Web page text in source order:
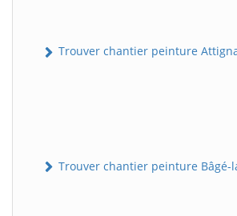
Trouver chantier peinture
Trouver chantier peinture Bâgé-